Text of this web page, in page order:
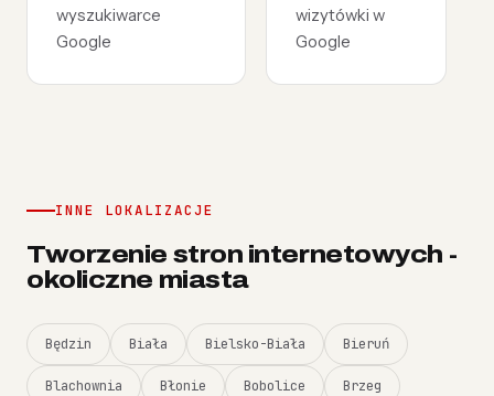
wyszukiwarce
Google
wizytówki w
Google
INNE LOKALIZACJE
Tworzenie stron internetowych -
okoliczne miasta
Będzin Biała Bielsko-Biała Bieruń
Blachownia Błonie Bobolice Brzeg